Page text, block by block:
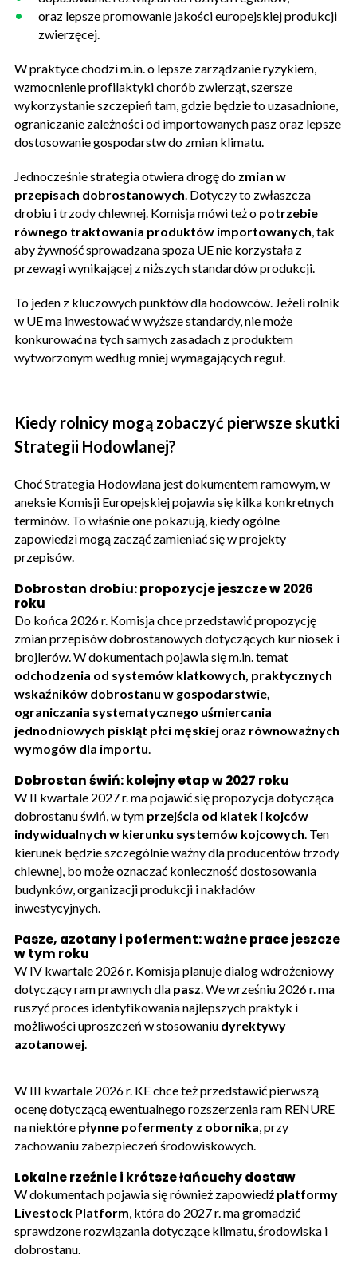
oraz lepsze promowanie jakości europejskiej produkcji
zwierzęcej.
W praktyce chodzi m.in. o lepsze zarządzanie ryzykiem,
wzmocnienie profilaktyki chorób zwierząt, szersze
wykorzystanie szczepień tam, gdzie będzie to uzasadnione,
ograniczanie zależności od importowanych pasz oraz lepsze
dostosowanie gospodarstw do zmian klimatu.
Jednocześnie strategia otwiera drogę do zmian w
przepisach dobrostanowych . Dotyczy to zwłaszcza
drobiu i trzody chlewnej. Komisja mówi też o potrzebie
równego traktowania produktów importowanych , tak
aby żywność sprowadzana spoza UE nie korzystała z
przewagi wynikającej z niższych standardów produkcji.
To jeden z kluczowych punktów dla hodowców. Jeżeli rolnik
w UE ma inwestować w wyższe standardy, nie może
konkurować na tych samych zasadach z produktem
wytworzonym według mniej wymagających reguł.
Kiedy rolnicy mogą zobaczyć pierwsze skutki
Strategii Hodowlanej?
Choć Strategia Hodowlana jest dokumentem ramowym, w
aneksie Komisji Europejskiej pojawia się kilka konkretnych
terminów. To właśnie one pokazują, kiedy ogólne
zapowiedzi mogą zacząć zamieniać się w projekty
przepisów.
Dobrostan drobiu: propozycje jeszcze w 2026
roku
Do końca 2026 r. Komisja chce przedstawić propozycję
zmian przepisów dobrostanowych dotyczących kur niosek i
brojlerów. W dokumentach pojawia się m.in. temat
odchodzenia od systemów klatkowych, praktycznych
wskaźników dobrostanu w gospodarstwie,
ograniczania systematycznego uśmiercania
jednodniowych piskląt płci męskiejoraz równoważnych
wymogów dla importu
Dobrostan świń: kolejny etap w 2027 roku
W II kwartale 2027 r. ma pojawić się propozycja dotycząca
dobrostanu świń, w tym przejścia od klatek i kojców
indywidualnych w kierunku systemów kojcowych . Ten
kierunek będzie szczególnie ważny dla producentów trzody
chlewnej, bo może oznaczać konieczność dostosowania
budynków, organizacji produkcji i nakładów
inwestycyjnych.
Pasze, azotany i poferment: ważne prace jeszcze
w tym roku
W IV kwartale 2026 r. Komisja planuje dialog wdrożeniowy
dotyczący ram prawnych dla pasz . We wrześniu 2026 r. ma
ruszyć proces identyfikowania najlepszych praktyk i
możliwości uproszczeń w stosowaniu dyrektywy
azotanowej
W III kwartale 2026 r. KE chce też przedstawić pierwszą
ocenę dotyczącą ewentualnego rozszerzenia ram RENURE
na niektóre płynne pofermenty z obornika , przy
zachowaniu zabezpieczeń środowiskowych.
Lokalne rzeźnie i krótsze łańcuchy dostaw
W dokumentach pojawia się również zapowiedź platformy
Livestock Platform , która do 2027 r. ma gromadzić
sprawdzone rozwiązania dotyczące klimatu, środowiska i
dobrostanu.